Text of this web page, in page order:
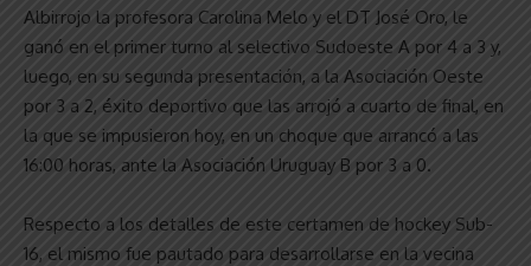
Albirrojo la profesora Carolina Melo y el DT José Oro, le
ganó en el primer turno al selectivo Sudoeste A por 4 a 3 y,
luego, en su segunda presentación, a la Asociación Oeste
por 3 a 2, éxito deportivo que las arrojó a cuarto de final, en
la que se impusieron hoy, en un choque que arrancó a las
16:00 horas, ante la Asociación Uruguay B por 3 a 0.
Respecto a los detalles de este certamen de hockey Sub-
16, el mismo fue pautado para desarrollarse en la vecina